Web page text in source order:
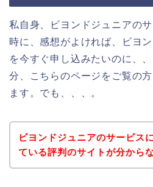
私自身、ビヨンドジュニアの
時に、感想がよければ、ビヨ
を今すぐ申し込みたいのに、
分、こちらのページをご覧の
ます。でも、、、。
ビヨンドジュニアのサービス
ている評判のサイトが分から